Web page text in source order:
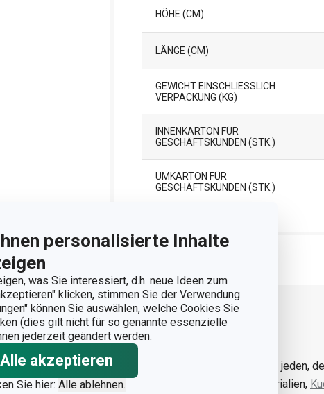
personalisierte Inhalte
was Sie interessiert, d.h. neue Ideen zum
klicken, stimmen Sie der Verwendung
können Sie auswählen, welche Cookies Sie
(dies gilt nicht für so genannte essenzielle
jederzeit geändert werden.
Alle akzeptieren
Sie hier: Alle ablehnen.
HÖHE (CM)
LÄNGE (CM)
GEWICHT EINSCHLIESSLICH V
ERPACKUNG (KG)
INNENKARTON FÜR
GESCHÄFTSKUNDEN (STK.)
UMKARTON FÜR
GESCHÄFTSKUNDEN (STK.)
Arbeit erleichtern? In der DELÍCIA-Produktpalette ist für jeden,
Größen,Backformenin allen Formen, Größen und Materialien,